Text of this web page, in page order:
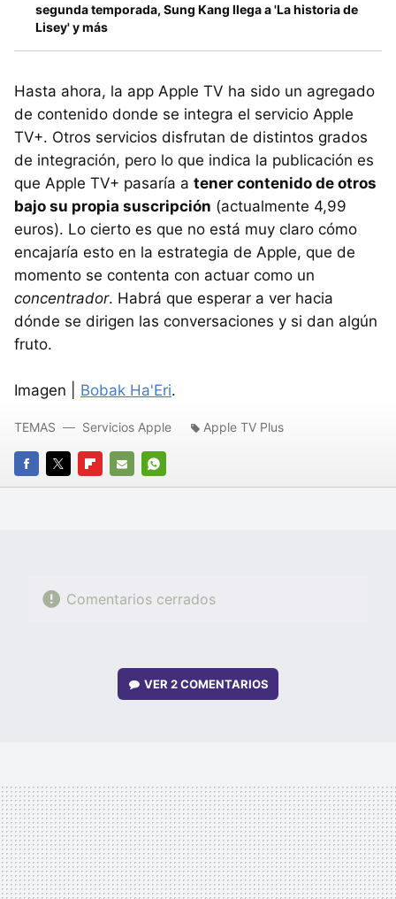
segunda temporada, Sung Kang llega a 'La historia de
Lisey' y más
Hasta ahora, la app Apple TV ha sido un agregado
de contenido donde se integra el servicio Apple
TV+. Otros servicios disfrutan de distintos grados
de integración, pero lo que indica la publicación es
que Apple TV+ pasaría a tener contenido de otros
bajo su propia suscripción (actualmente 4,99
euros). Lo cierto es que no está muy claro cómo
encajaría esto en la estrategia de Apple, que de
momento se contenta con actuar como un
concentrador. Habrá que esperar a ver hacia
dónde se dirigen las conversaciones y si dan algún
fruto.
Imagen | Bobak Ha'Eri.
FACEBOOK
TWITTERFLIPBOARD
E-
WHATSAPP
TEMAS Servicios Apple Apple TV Plus
Comentarios cerrados
VER2 COMENTARIOS